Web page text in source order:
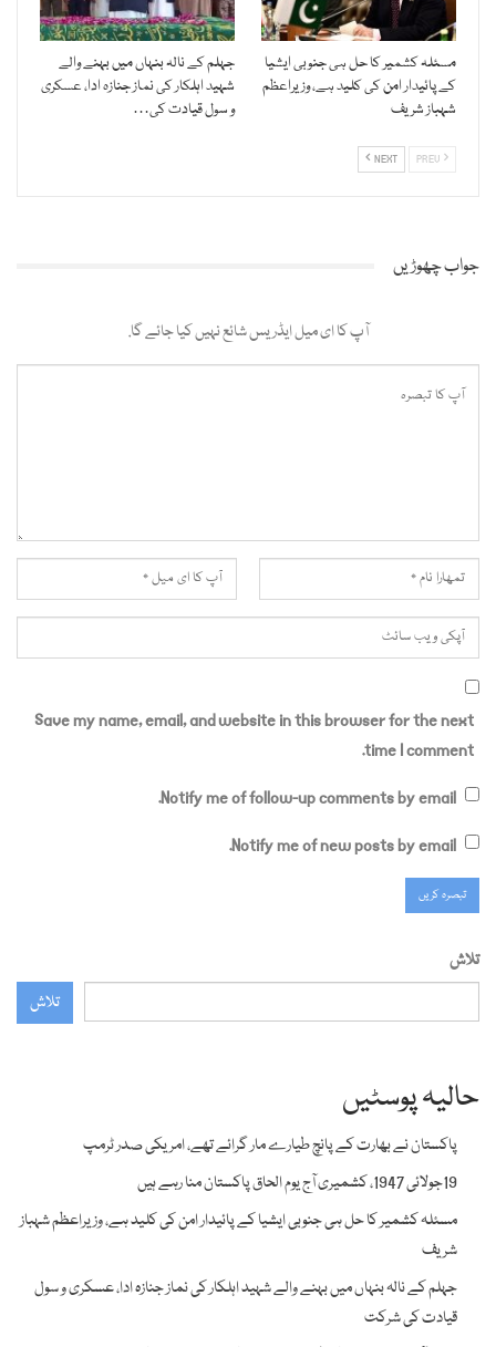
مسئلہ کشمیر کا حل ہی جنوبی ایشیا
کے پائیدار امن کی کلید ہے، وزیراعظم
شہباز شریف
جہلم کے نالہ بنہاں میں بہنے والے
شہید اہلکار کی نماز جنازہ ادا، عسکری
و سول قیادت کی…
NEXT
جواب چھوڑیں
آپ کا ای میل ایڈریس شائع نہیں کیا جائے گا.
Save my name, email, and website in this browser for the next
time I comment.
Notify me of follow-up comments by email.
Notify me of new posts by email.
تلاش
تلاش
حالیہ پوسٹیں
پاکستان نے بھارت کے پانچ طیارے مار گرائے تھے، امریکی صدر ٹرمپ
19جولائی 1947، کشمیری آج یوم الحاق پاکستان منا رہے ہیں
مسئلہ کشمیر کا حل ہی جنوبی ایشیا کے پائیدار امن کی کلید ہے، وزیراعظم شہباز
شریف
جہلم کے نالہ بنہاں میں بہنے والے شہید اہلکار کی نماز جنازہ ادا، عسکری و سول
قیادت کی شرکت